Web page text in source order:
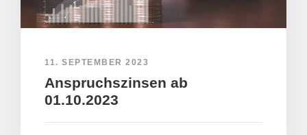
11. SEPTEMBER 2023
Anspruchszinsen ab
01.10.2023